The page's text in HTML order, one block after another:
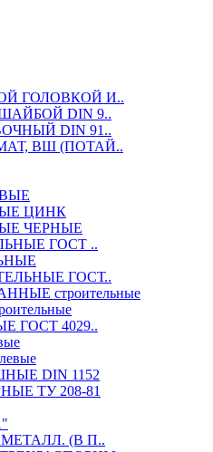
ГОЛОВКОЙ И..
DIN 9..
DIN 91..
ВШ (ПОТАЙ..
ЦИНК
ЧЕРНЫЕ
ГОСТ ..
ГОСТ..
строительные
ГОСТ 4029..
DIN 1152
ТУ 208-81
(В П..